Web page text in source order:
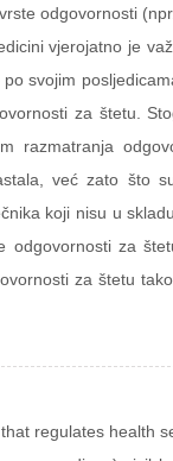
odgovornosti
vjerojatno je
svojim
za štetu.
razmatranja
već zato što
koji nisu u
za
za štetu
regulates health